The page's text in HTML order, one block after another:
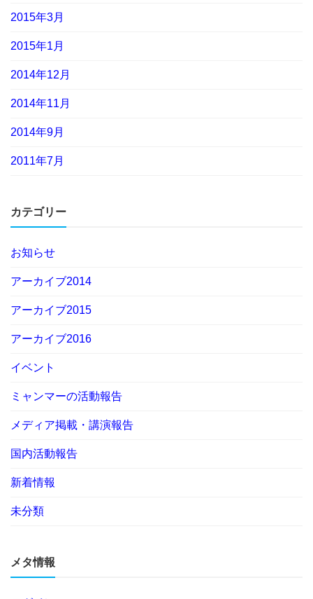
2015年3月
2015年1月
2014年12月
2014年11月
2014年9月
2011年7月
カテゴリー
お知らせ
アーカイブ2014
アーカイブ2015
アーカイブ2016
イベント
ミャンマーの活動報告
メディア掲載・講演報告
国内活動報告
新着情報
未分類
メタ情報